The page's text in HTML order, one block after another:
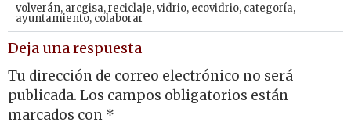
volverán, arcgisa,reciclaje,vidrio, ecovidrio, categoría,
ayuntamiento, colaborar
Deja una respuesta
Tu dirección de correo electrónico no será
publicada. Los campos obligatorios están
marcados con *